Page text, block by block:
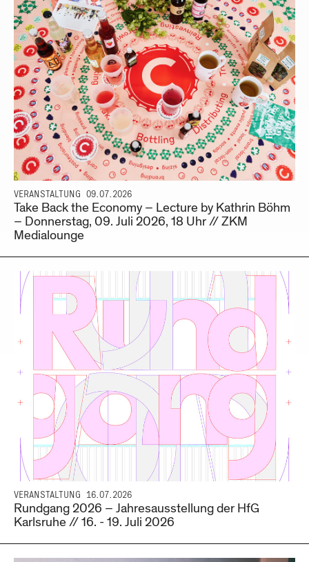
VERANSTALTUNG 09.07.2026
Take Back the Economy – Lecture by Kathrin Böhm
– Donnerstag, 09. Juli 2026, 18 Uhr // ZKM
Medialounge
VERANSTALTUNG 16.07.2026
Rundgang 2026 – Jahresausstellung der HfG
Karlsruhe // 16. - 19. Juli 2026